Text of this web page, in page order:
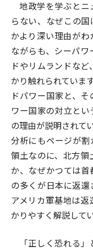
地政学を学ぶとニ
らない、なぜこの
かより深い理由が
ながらも、シーパ
ドやリムランドな
かり触れられていま
ドパワー国家と、
ワー国家の対立と
の理由が説明されて
分析にもページが割
領土なのに、北方領
か、なぜかつては
の多くが日本に返
アメリカ軍基地は
かりやすく解説してい
「正しく恐れる